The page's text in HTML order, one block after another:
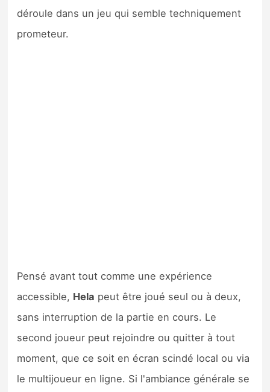
déroule dans un jeu qui semble techniquement
prometeur.
Pensé avant tout comme une expérience
accessible, Hela peut être joué seul ou à deux,
sans interruption de la partie en cours. Le
second joueur peut rejoindre ou quitter à tout
moment, que ce soit en écran scindé local ou via
le multijoueur en ligne. Si l'ambiance générale se